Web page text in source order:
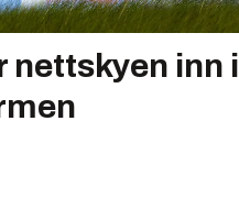
nettskyen inn i